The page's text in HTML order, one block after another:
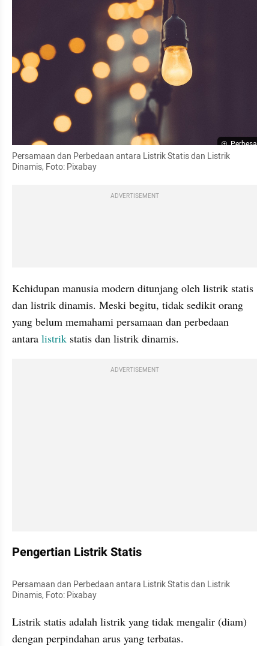
Perbesar
Persamaan dan Perbedaan antara Listrik Statis dan Listrik
Dinamis, Foto: Pixabay
ADVERTISEMENT
Kehidupan manusia modern ditunjang oleh listrik statis
dan listrik dinamis. Meski begitu, tidak sedikit orang
yang belum memahami persamaan dan perbedaan
antara listrik statis dan listrik dinamis.
ADVERTISEMENT
Pengertian Listrik Statis
Persamaan dan Perbedaan antara Listrik Statis dan Listrik
Dinamis, Foto: Pixabay
Listrik statis adalah listrik yang tidak mengalir (diam)
dengan perpindahan arus yang terbatas.